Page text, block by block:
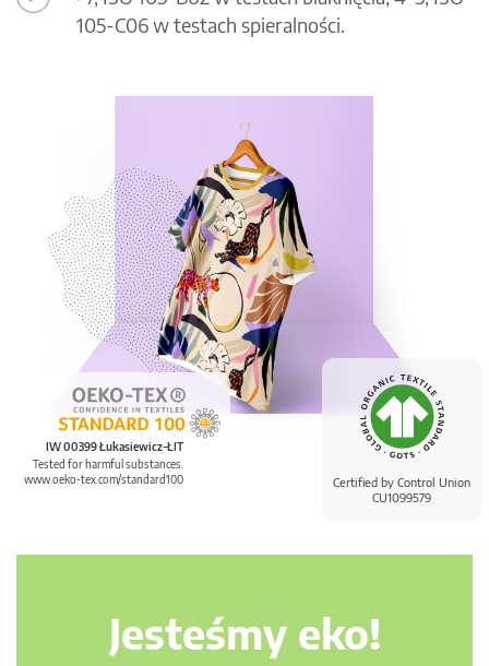
Certified by Control Union
CU1099579
IW 00399 Łukasiewicz-ŁIT
Tested for harmful substances.
www.oeko-tex.com/standard100
105-C06 w testach spieralności.
Jesteśmy eko!